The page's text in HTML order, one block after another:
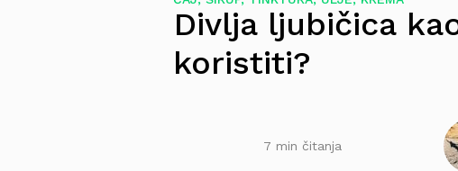
Divlja ljubičica
koristiti?
7 min čitanja